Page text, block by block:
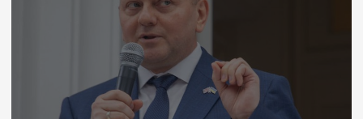
«Мне нечего было и нечего